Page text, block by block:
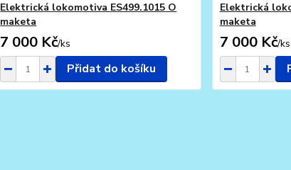
Elektrická lokomotiva ES499.1015 O
maketa
7 000 Kč/ks
Přidat do košíku
Elektrická
maketa
7 000 Kč/ks